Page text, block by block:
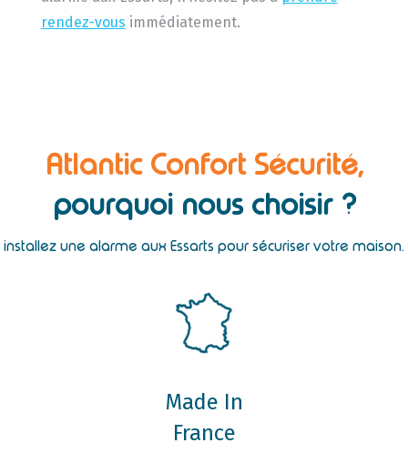
rendez-vous immédiatement.
Atlantic Confort Sécurité,
pourquoi nous choisir ?
installez une alarme aux Essarts pour sécuriser votre maison.
Made In
France